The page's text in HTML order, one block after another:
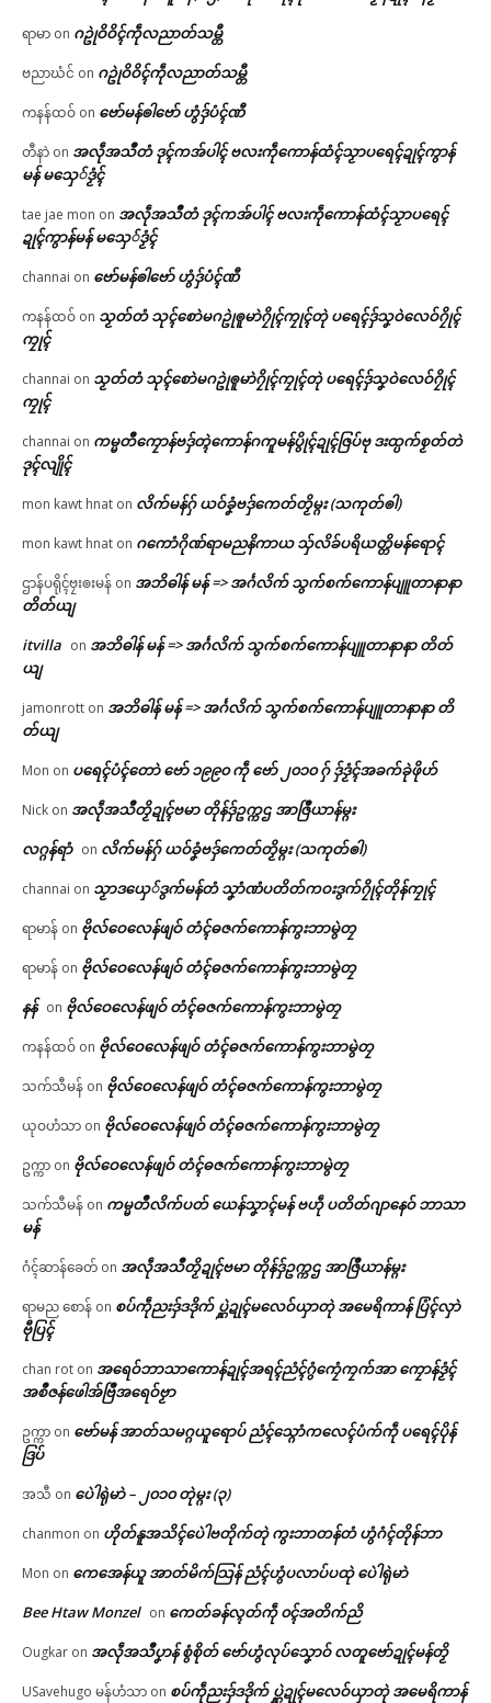
ရာမာ on ဂဥုဲဝိဝိၚ်ကဵုလညာတ်သမ္တီ
ဗညာဃံင် on ဂဥုဲဝိဝိၚ်ကဵုလညာတ်သမ္တီ
ကနန်ထဝ် on ဗော်မန်ၜါဗော် ဟွံဒှ်ပံၚ်ဏီ
တီနာဲ on အလဵုအသဳတံ ဒုၚ်ကအ်ပါၚ် ဗလးကဵုကောန်ထံၚ်သၟာပရေၚ်ဍုၚ်ကွာန်
မန် မသှေ်ဒၟံၚ်
tae jae mon on အလဵုအသဳတံ ဒုၚ်ကအ်ပါၚ် ဗလးကဵုကောန်ထံၚ်သၟာပရေၚ်
ဍုၚ်ကွာန်မန် မသှေ်ဒၟံၚ်
channai on ဗော်မန်ၜါဗော် ဟွံဒှ်ပံၚ်ဏီ
ကနန်ထဝ် on သၟတ်တံ သုၚ်စောဲမဂဥုဲၜူမာဲဂၠိုၚ်ကၠုၚ်တုဲ ပရေၚ်ဒှ်သၞဝဲလေဝ်ဂၠိုၚ်
ကၠုၚ်
channai on သၟတ်တံ သုၚ်စောဲမဂဥုဲၜူမာဲဂၠိုၚ်ကၠုၚ်တုဲ ပရေၚ်ဒှ်သၞဝဲလေဝ်ဂၠိုၚ်
ကၠုၚ်
channai on ကမ္မတဳကၠောန်ဗဒှ်တ္ၚဲကောန်ဂကူမန်ပွိုၚ်ဍုၚ်ဇြပ်ဗု ဒးထ္ပက်စၟတ်တဲ
ဒုၚ်လျိုၚ်
mon kawt hnat on လိက်မန်ဂှ် ယဝ်ခၞံဗဒှ်ကေတ်တၟိမ္ဂး (သကုတ်ၜါ)
mon kawt hnat on ဂကောံဂိုဏ်ရာမညနိကာယ သှ်လိခ်ပရိယတ္တိမန်ရောၚ်
ဌာန်ပရိုၚ်ဗၠးၜးမန် on အဘိဓါန် မန် => အၚ်္ဂလိက် သွက်စက်ကောန်ပျူတာနာနာ
တိတ်ယျ
itvilla on အဘိဓါန် မန် => အၚ်္ဂလိက် သွက်စက်ကောန်ပျူတာနာနာ တိတ်
ယျ
jamonrott on အဘိဓါန် မန် => အၚ်္ဂလိက် သွက်စက်ကောန်ပျူတာနာနာ တိ
တ်ယျ
Mon on ပရေၚ်ပံၚ်တောဲ ဗော် ၁၉၉၀ ကဵု ဗော် ၂၀၁၀ ဂှ် ဒှ်ဒၟံၚ်အခက်ခုဲဖိုဟ်
Nick on အလဵုအသဳတၟိဍုၚ်ဗမာ တိုန်ဒှ်ဥက္ကဌ အာဇြဳယာန်မ္ဂး
လဂ္ဂန်ရာံ on လိက်မန်ဂှ် ယဝ်ခၞံဗဒှ်ကေတ်တၟိမ္ဂး (သကုတ်ၜါ)
channai on သၟာဒယှေ်ဒွက်မန်တံ သၞာံဏံပတိတ်ကဝးဒွက်ဂၠိုၚ်တိုန်ကၠုၚ်
ရာမာန် on ဗိုလ်ဝေလေန်ဖျဝ် တံၚ်ဓဇက်ကောန်ကွးဘာမွဲတၠ
ရာမာန် on ဗိုလ်ဝေလေန်ဖျဝ် တံၚ်ဓဇက်ကောန်ကွးဘာမွဲတၠ
နန် on ဗိုလ်ဝေလေန်ဖျဝ် တံၚ်ဓဇက်ကောန်ကွးဘာမွဲတၠ
ကနန်ထဝ် on ဗိုလ်ဝေလေန်ဖျဝ် တံၚ်ဓဇက်ကောန်ကွးဘာမွဲတၠ
သက်သီမန် on ဗိုလ်ဝေလေန်ဖျဝ် တံၚ်ဓဇက်ကောန်ကွးဘာမွဲတၠ
ယုဝဟံသာ on ဗိုလ်ဝေလေန်ဖျဝ် တံၚ်ဓဇက်ကောန်ကွးဘာမွဲတၠ
ဥက္ကာ on ဗိုလ်ဝေလေန်ဖျဝ် တံၚ်ဓဇက်ကောန်ကွးဘာမွဲတၠ
သက်သီမန် on ကမ္မတဳလိက်ပတ် ယေန်သၞာၚ်မန် ဗဟဵု ပတိတ်ဂျာနေဝ် ဘာသာ
မန်
ဂံၚ်ဆာန်ခေတ် on အလဵုအသဳတၟိဍုၚ်ဗမာ တိုန်ဒှ်ဥက္ကဌ အာဇြဳယာန်မ္ဂး
ရာမည စောန် on စပ်ကဵုညးဒှ်ဒဒိုက် ပ္ဋဲဍုၚ်မလေဝ်ယှာတုဲ အမေရိကာန် ပြံၚ်လှာဲ
ဗီုပြၚ်
chan rot on အရေဝ်ဘာသာကောန်ဍုၚ်အရၚ်ညံၚ်ဂွံကၠေံကၠက်အာ ကၠောန်ဒၟံၚ်
အစဳဇန်ဖေါအ်ဗြဳအရေဝ်ဗၟာ
ဥက္ကာ on ဗော်မန် အာတ်သမဂ္ဂယူရောပ် ညံၚ်သ္ဂောံကလေၚ်ပံက်ကဵု ပရေၚ်ပိုန်
ဒြပ်
အသီ on ပေဲါရုဲမာဲ – ၂၀၁၀ တုဲမ္ဂး (၃)
chanmon on ဟိုတ်နူအသိၚ်ပေဲါဗတိုက်တုဲ ကွးဘာတန်တံ ဟွံဂံၚ်တိုန်ဘာ
Mon on ကေအေန်ယူ အာတ်မိက်သြန် ညံၚ်ဟွံပလာပ်ပထုဲ ပေဲါရုဲမာဲ
Bee Htaw Monzel on ကေတ်ခန်လ္ၚတ်ကဵု ၀ၚ်အတိက်ညိ
Ougkar on အလဵုအသဳပၞာန် စွံစိုတ် ဗော်ဟွံလုပ်သၞောဝ် လတူဗော်ဍုၚ်မန်တၟိ
USavehugo မန်ဟံသာ on စပ်ကဵုညးဒှ်ဒဒိုက် ပ္ဋဲဍုၚ်မလေဝ်ယှာတုဲ အမေရိကာန်